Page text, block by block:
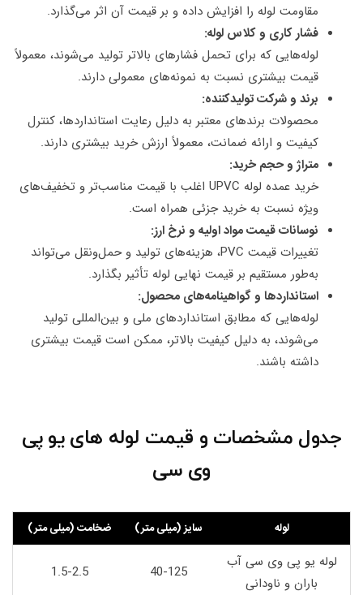
مقاومت لوله را افزایش داده و بر قیمت آن اثر می‌گذارد.
فشار کاری و کلاس لوله:
لوله‌هایی که برای تحمل فشارهای بالاتر تولید می‌شوند، معمولاً
قیمت بیشتری نسبت به نمونه‌های معمولی دارند.
برند و شرکت تولیدکننده:
محصولات برندهای معتبر به دلیل رعایت استانداردها، کنترل
کیفیت و ارائه ضمانت، معمولاً ارزش خرید بیشتری دارند.
متراژ و حجم خرید:
خرید عمده لوله UPVC اغلب با قیمت مناسب‌تر و تخفیف‌های
ویژه نسبت به خرید جزئی همراه است.
نوسانات قیمت مواد اولیه و نرخ ارز:
تغییرات قیمت PVC، هزینه‌های تولید و حمل‌ونقل می‌تواند
به‌طور مستقیم بر قیمت نهایی لوله تأثیر بگذارد.
استانداردها و گواهینامه‌های محصول:
لوله‌هایی که مطابق استانداردهای ملی و بین‌المللی تولید
می‌شوند، به دلیل کیفیت بالاتر، ممکن است قیمت بیشتری
داشته باشند.
جدول مشخصات و قیمت لوله های یو پی
وی سی
لوله سایز (میلی متر) ضخامت (میلی متر)
لوله یو پی وی سی آب
باران و ناودانی
40-125
1.5-2.5